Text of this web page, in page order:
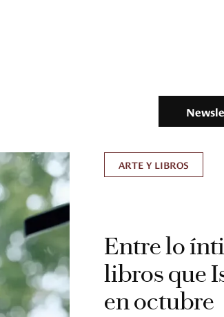
ARTE Y LIBROS
Entre lo
libros que
en octubre